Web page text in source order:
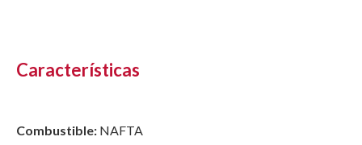
Características
Combustible: NAFTA